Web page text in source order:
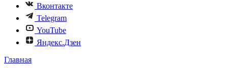
Вконтакте
Telegram
YouTube
Яндекс.Дзен
Главная